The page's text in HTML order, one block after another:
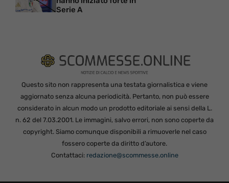
Serie A
Questo sito non rappresenta una testata giornalistica e viene
aggiornato senza alcuna periodicità. Pertanto, non può essere
considerato in alcun modo un prodotto editoriale ai sensi della L.
n. 62 del 7.03.2001. Le immagini, salvo errori, non sono coperte da
copyright. Siamo comunque disponibili a rimuoverle nel caso
fossero coperte da diritto d’autore.
Contattaci: redazione@scommesse.online